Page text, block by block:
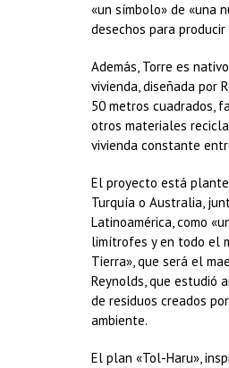
«un símbolo» de «una
desechos para
Además, Torre es
vivienda, diseñada por
50 metros cuadrados,
otros materiales
vivienda constante
El proyecto está
Turquía o Australia,
Latinoamérica, como
limítrofes y en todo el
Tierra», que será el
Reynolds, que estudió
de residuos creados
ambiente.
El plan «Tol-Haru»,